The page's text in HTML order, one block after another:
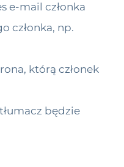
e-mail członka
członka, np.
którą członek
będzie